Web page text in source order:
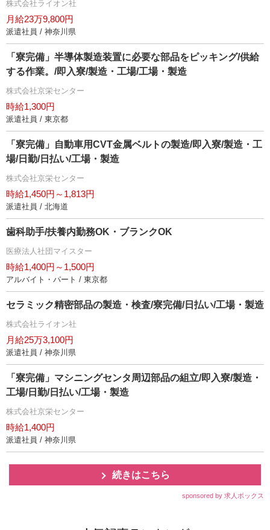
株式会社ライオン社
月給23万9,800円
派遣社員 / 神奈川県
「寮完備」半導体製造装置に必要な部品をピッキング/供給
する作業。/即入寮/製造・工場/工場・製造
株式会社京栄センター
時給1,300円
派遣社員 / 東京都
「寮完備」自動車用CVT金属ベルトの製造/即入寮/製造・工
場/日勤/日払い/工場・製造
株式会社京栄センター
時給1,450円～1,813円
派遣社員 / 北海道
歯科助手/扶養内勤務OK・ブランクOK
医療法人社団マイスター
時給1,400円～1,500円
アルバイト・パート / 東京都
セラミック精密部品の製造・検査/寮完備/日払い/工場・製造
株式会社ライオン社
月給25万3,100円
派遣社員 / 神奈川県
「寮完備」マシニングセンタ周辺部品の組立/即入寮/製造・
工場/日勤/日払い/工場・製造
株式会社京栄センター
時給1,400円
派遣社員 / 神奈川県
続きはこちら
sponsored by 求人ボックス